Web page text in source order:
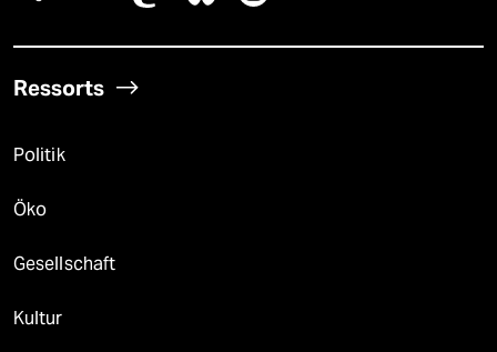
Ressorts
Politik
Öko
Gesellschaft
Kultur